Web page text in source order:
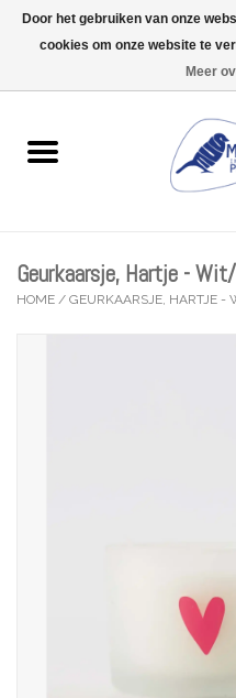
Wenskaarten
Lifestyle
Geurkaarsje, Hartje -
HOME / GEURKAARSJE, HARTJE -
Door het gebruiken van onze
cookies om onze website te
Meer
Wij zijn uitzonderlijk